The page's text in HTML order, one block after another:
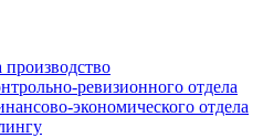
производство
ревизионного отдела
экономического отдела